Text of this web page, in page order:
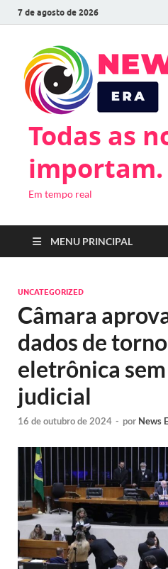
7 de agosto de 2026
Todas as
importam.
Em tempo real
MENU PRINCIPAL
UNCATEGORIZED
Câmara
dados de
eletrônica
judicial
16 de outubro de 2024 - por News